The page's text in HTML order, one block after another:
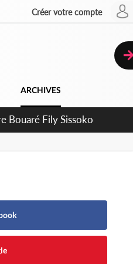
Créer votre compte
ARCHIVES